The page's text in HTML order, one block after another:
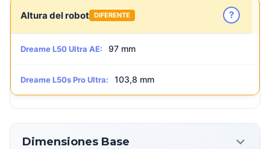
Altura del robot DIFERENTE ?
Dreame L50 Ultra AE: 97 mm
Dreame L50s Pro Ultra: 103,8 mm
Dimensiones Base